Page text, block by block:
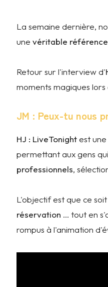
La semaine dernière,
une véritable référence
Retour sur l'interview d'
moments magiques
JM : Peux-tu nous
HJ : LiveTonightest
permettant aux gens
professionnels,
L'objectif est que ce
réservation ... tout en
rompus à l'animation